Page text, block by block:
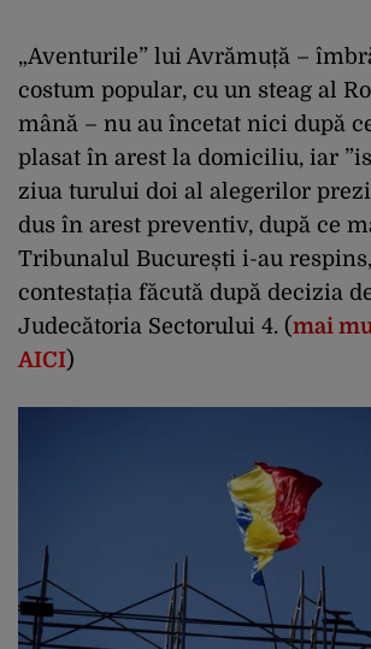
„Aventurile” lui Avrămuță –
costum popular, cu un steag al
mână – nu au încetat nici după
plasat în arest la domiciliu, iar
ziua turului doi al alegerilor
dus în arest preventiv, după ce
Tribunalul București i-au
contestația făcută după decizia
Judecătoria Sectorului 4. (mai
AICI)